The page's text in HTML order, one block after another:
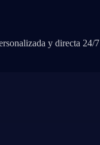
y directa 24/7